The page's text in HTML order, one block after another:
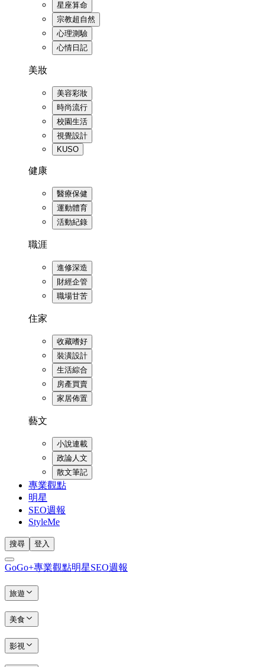
星座算命
宗教超自然
心理測驗
心情日記
美妝
美容彩妝
時尚流行
校園生活
視覺設計
KUSO
健康
醫療保健
運動體育
活動紀錄
職涯
進修深造
財經企管
職場甘苦
住家
收藏嗜好
裝潢設計
生活綜合
房產買賣
家居佈置
藝文
小說連載
政論人文
散文筆記
專業觀點
明星
SEO週報
StyleMe
搜尋 登入
GoGo+專業觀點明星SEO週報
旅遊
美食
影視